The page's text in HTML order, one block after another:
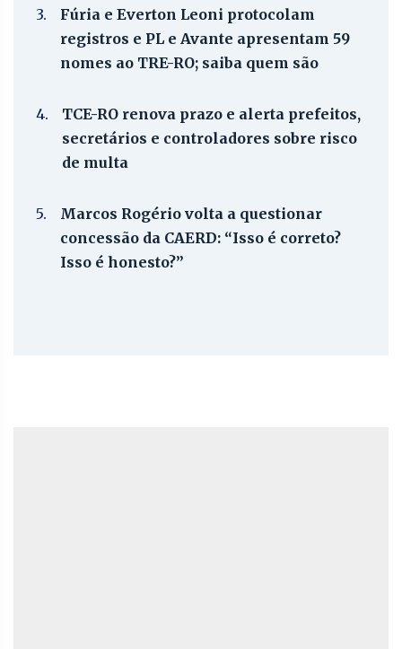
3.
Fúria e Everton Leoni protocolam
registros e PL e Avante apresentam 59
nomes ao TRE-RO; saiba quem são
4.
TCE-RO renova prazo e alerta prefeitos,
secretários e controladores sobre risco
de multa
5.
Marcos Rogério volta a questionar
concessão da CAERD: “Isso é correto?
Isso é honesto?”